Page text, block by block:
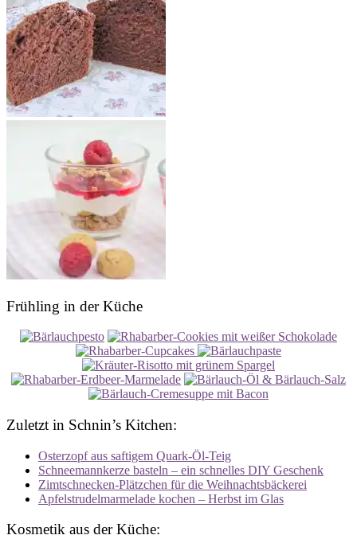
Frühling in der Küche
Zuletzt in Schnin’s Kitchen:
Osterzopf aus saftigem Quark-Öl-Teig
Schneemannkerze basteln – ein schnelles DIY Geschenk
Zimtschnecken-Plätzchen für die Weihnachtsbäckerei
Apfelstrudelmarmelade kochen – Herbst im Glas
Kosmetik aus der Küche: